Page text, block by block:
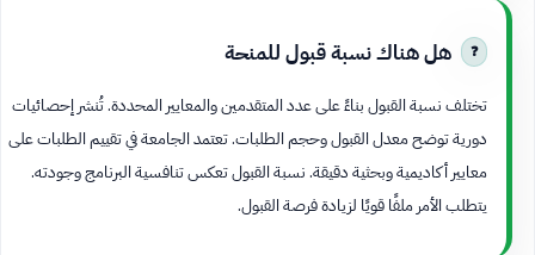
هل هناك نسبة قبول للمنحة
تختلف نسبة القبول بناءً على عدد المتقدمين والمعايير المحددة. تُنشر إحصائيات
دورية توضح معدل القبول وحجم الطلبات. تعتمد الجامعة في تقييم الطلبات على
معايير أكاديمية وبحثية دقيقة. نسبة القبول تعكس تنافسية البرنامج وجودته.
يتطلب الأمر ملفًا قويًا لزيادة فرصة القبول.